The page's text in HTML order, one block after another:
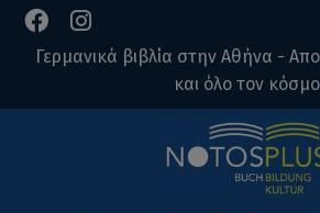
Γερμανικά βιβλία στην Αθήνα -
και όλο τον κόσμο